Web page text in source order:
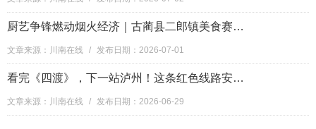
厨艺争锋燃动烟火经济｜古蔺县二郎镇美食赛事赋能文旅产业提质升级
文章来源：川南在线 / 发布日期：2026-07-01
看完《四渡》，下一站泸州！这条红色线路安排上
文章来源：川南在线 / 发布日期：2026-06-29